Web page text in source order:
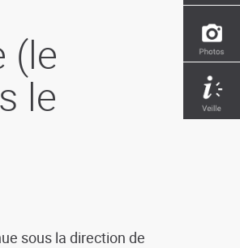
(le
le
sous la direction de